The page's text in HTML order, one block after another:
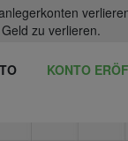
zu verlieren.
KONTO